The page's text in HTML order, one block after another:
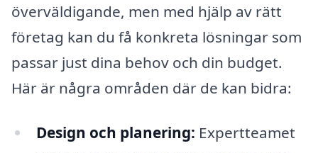
överväldigande, men med hjälp av rätt
företag kan du få konkreta lösningar som
passar just dina behov och din budget.
Här är några områden där de kan bidra:
Design och planering: Expertteamet